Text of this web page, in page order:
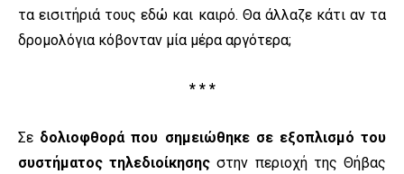
τα εισιτήριά τους εδώ και καιρό. Θα άλλαζε κάτι αν τα
δρομολόγια κόβονταν μία μέρα αργότερα;
* * *
Σε δολιοφθορά που σημειώθηκε σε εξοπλισμό του
συστήματος τηλεδιοίκησης στην περιοχή της Θήβας